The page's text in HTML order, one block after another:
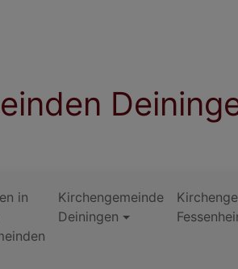
in
Kirchengemeinde
Deiningen